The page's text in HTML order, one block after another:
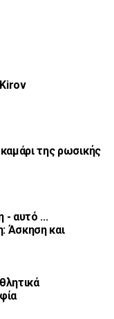
της ρωσικής
- αυτό ...
Άσκηση και